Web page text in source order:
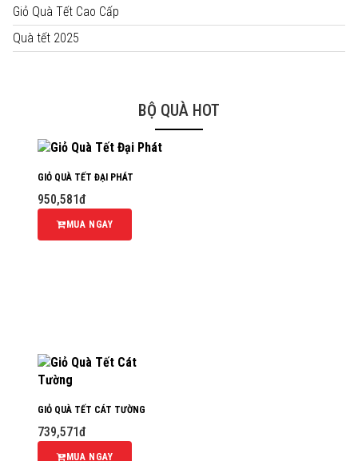
Giỏ Quà Tết Cao Cấp
Quà tết 2025
BỘ QUÀ HOT
GIỎ QUÀ TẾT ĐẠI PHÁT
950,581đ
MUA NGAY
GIỎ QUÀ TẾT CÁT TƯỜNG
739,571đ
MUA NGAY